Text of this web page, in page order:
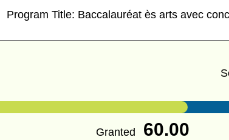
Program Title: Baccalauréat ès arts avec
Granted 60.00